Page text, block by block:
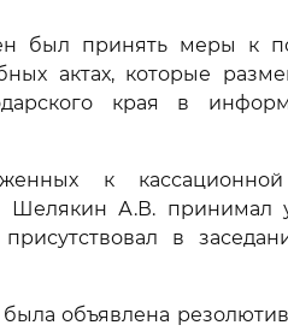
был принять меры к
актах, которые
края в
к
Шелякин А.В. принимал
в
объявлена